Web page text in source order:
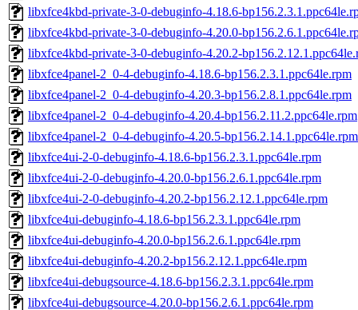
libxfce4kbd-private-3-0-debuginfo-4.18.6-
libxfce4kbd-private-3-0-debuginfo-4.20.0-
libxfce4kbd-private-3-0-debuginfo-4.20.2-
libxfce4panel-2_0-4-debuginfo-4.18.6-bp156.2.3.1.ppc64le.rpm
libxfce4panel-2_0-4-debuginfo-4.20.3-bp156.2.8.1.ppc64le.rpm
libxfce4panel-2_0-4-debuginfo-4.20.4-bp156.2.11.2.ppc64le.rpm
libxfce4panel-2_0-4-debuginfo-4.20.5-bp156.2.14.1.ppc64le.rpm
libxfce4ui-2-0-debuginfo-4.18.6-bp156.2.3.1.ppc64le.rpm
libxfce4ui-2-0-debuginfo-4.20.0-bp156.2.6.1.ppc64le.rpm
libxfce4ui-2-0-debuginfo-4.20.2-bp156.2.12.1.ppc64le.rpm
libxfce4ui-debuginfo-4.18.6-bp156.2.3.1.ppc64le.rpm
libxfce4ui-debuginfo-4.20.0-bp156.2.6.1.ppc64le.rpm
libxfce4ui-debuginfo-4.20.2-bp156.2.12.1.ppc64le.rpm
libxfce4ui-debugsource-4.18.6-bp156.2.3.1.ppc64le.rpm
libxfce4ui-debugsource-4.20.0-bp156.2.6.1.ppc64le.rpm